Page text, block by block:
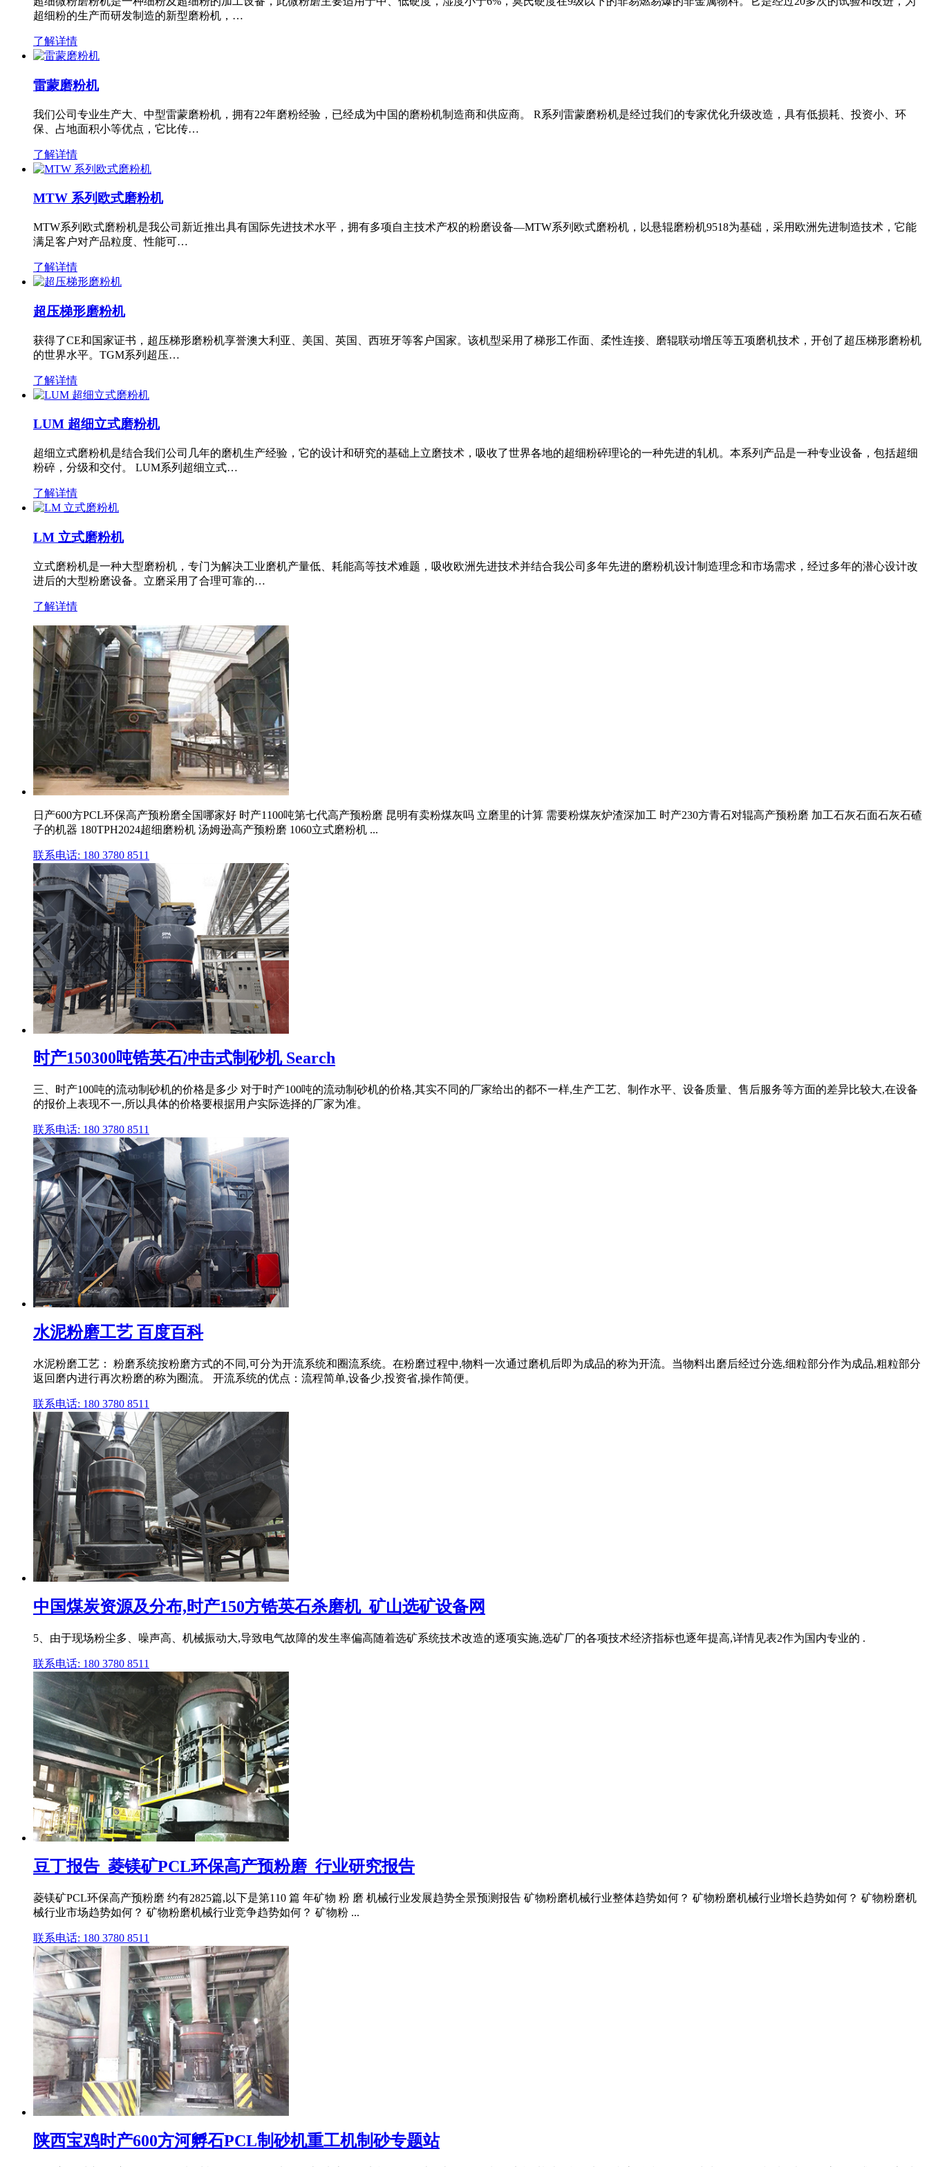
超细粉的生产而研发制造的新型磨粉机，…
了解详情
雷蒙磨粉机
我们公司专业生产大、中型雷蒙磨粉机，拥有22年磨粉经验，已经成为中国的磨粉机制造商和供应商。 R系列雷蒙磨粉机是经过我们的专家优化升级改造，具有低损耗、投资小、环
保、占地面积小等优点，它比传…
了解详情
MTW 系列欧式磨粉机
MTW系列欧式磨粉机是我公司新近推出具有国际先进技术水平，拥有多项自主技术产权的粉磨设备—MTW系列欧式磨粉机，以悬辊磨粉机9518为基础，采用欧洲先进制造技术，它能
满足客户对产品粒度、性能可…
了解详情
超压梯形磨粉机
获得了CE和国家证书，超压梯形磨粉机享誉澳大利亚、美国、英国、西班牙等客户国家。该机型采用了梯形工作面、柔性连接、磨辊联动增压等五项磨机技术，开创了超压梯形磨粉机
的世界水平。TGM系列超压…
了解详情
LUM 超细立式磨粉机
超细立式磨粉机是结合我们公司几年的磨机生产经验，它的设计和研究的基础上立磨技术，吸收了世界各地的超细粉碎理论的一种先进的轧机。本系列产品是一种专业设备，包括超细
粉碎，分级和交付。 LUM系列超细立式…
了解详情
LM 立式磨粉机
立式磨粉机是一种大型磨粉机，专门为解决工业磨机产量低、耗能高等技术难题，吸收欧洲先进技术并结合我公司多年先进的磨粉机设计制造理念和市场需求，经过多年的潜心设计改
进后的大型粉磨设备。立磨采用了合理可靠的…
了解详情
日产600方PCL环保高产预粉磨全国哪家好 时产1100吨第七代高产预粉磨 昆明有卖粉煤灰吗 立磨里的计算 需要粉煤灰炉渣深加工 时产230方青石对辊高产预粉磨 加工石灰石面石灰石碴
子的机器 180TPH2024超细磨粉机 汤姆逊高产预粉磨 1060立式磨粉机 ...
联系电话: 180 3780 8511
时产150300吨锆英石冲击式制砂机 Search
三、时产100吨的流动制砂机的价格是多少 对于时产100吨的流动制砂机的价格,其实不同的厂家给出的都不一样,生产工艺、制作水平、设备质量、售后服务等方面的差异比较大,在设备
的报价上表现不一,所以具体的价格要根据用户实际选择的厂家为准。
联系电话: 180 3780 8511
水泥粉磨工艺 百度百科
水泥粉磨工艺： 粉磨系统按粉磨方式的不同,可分为开流系统和圈流系统。在粉磨过程中,物料一次通过磨机后即为成品的称为开流。当物料出磨后经过分选,细粒部分作为成品,粗粒部分
返回磨内进行再次粉磨的称为圈流。 开流系统的优点：流程简单,设备少,投资省,操作简便。
联系电话: 180 3780 8511
中国煤炭资源及分布,时产150方锆英石杀磨机_矿山选矿设备网
5、由于现场粉尘多、噪声高、机械振动大,导致电气故障的发生率偏高随着选矿系统技术改造的逐项实施,选矿厂的各项技术经济指标也逐年提高,详情见表2作为国内专业的 .
联系电话: 180 3780 8511
豆丁报告_菱镁矿PCL环保高产预粉磨_行业研究报告
菱镁矿PCL环保高产预粉磨 约有2825篇,以下是第110 篇 年矿物 粉 磨 机械行业发展趋势全景预测报告 矿物粉磨机械行业整体趋势如何？ 矿物粉磨机械行业增长趋势如何？ 矿物粉磨机
械行业市场趋势如何？ 矿物粉磨机械行业竞争趋势如何？ 矿物粉 ...
联系电话: 180 3780 8511
陕西宝鸡时产600方河孵石PCL制砂机重工机制砂专题站